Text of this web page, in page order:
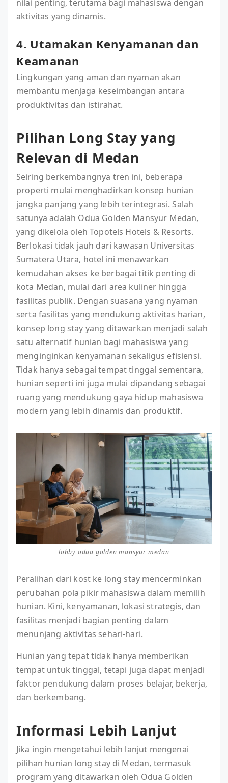
nilai penting, terutama bagi mahasiswa dengan
aktivitas yang dinamis.
4. Utamakan Kenyamanan dan
Keamanan
Lingkungan yang aman dan nyaman akan
membantu menjaga keseimbangan antara
produktivitas dan istirahat.
Pilihan Long Stay yang
Relevan di Medan
Seiring berkembangnya tren ini, beberapa
properti mulai menghadirkan konsep hunian
jangka panjang yang lebih terintegrasi. Salah
satunya adalah Odua Golden Mansyur Medan,
yang dikelola oleh Topotels Hotels & Resorts.
Berlokasi tidak jauh dari kawasan Universitas
Sumatera Utara, hotel ini menawarkan
kemudahan akses ke berbagai titik penting di
kota Medan, mulai dari area kuliner hingga
fasilitas publik. Dengan suasana yang nyaman
serta fasilitas yang mendukung aktivitas harian,
konsep long stay yang ditawarkan menjadi salah
satu alternatif hunian bagi mahasiswa yang
menginginkan kenyamanan sekaligus efisiensi.
Tidak hanya sebagai tempat tinggal sementara,
hunian seperti ini juga mulai dipandang sebagai
ruang yang mendukung gaya hidup mahasiswa
modern yang lebih dinamis dan produktif.
lobby odua golden mansyur medan
Peralihan dari kost ke long stay mencerminkan
perubahan pola pikir mahasiswa dalam memilih
hunian. Kini, kenyamanan, lokasi strategis, dan
fasilitas menjadi bagian penting dalam
menunjang aktivitas sehari-hari.
Hunian yang tepat tidak hanya memberikan
tempat untuk tinggal, tetapi juga dapat menjadi
faktor pendukung dalam proses belajar, bekerja,
dan berkembang.
Informasi Lebih Lanjut
Jika ingin mengetahui lebih lanjut mengenai
pilihan hunian long stay di Medan, termasuk
program yang ditawarkan oleh Odua Golden